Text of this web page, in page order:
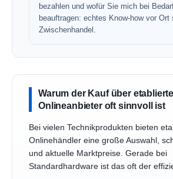
bezahlen und wofür Sie mich bei
beauftragen: echtes Know-how vor Ort
Zwischenhandel.
Warum der Kauf über etablierte
Onlineanbieter oft sinnvoll ist
Bei vielen Technikprodukten bieten
Onlinehändler eine große Auswahl,
und aktuelle Marktpreise. Gerade bei
Standardhardware ist das oft der